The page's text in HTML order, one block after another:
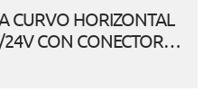
CURVO HORIZONTAL
24V CON CONECTOR…